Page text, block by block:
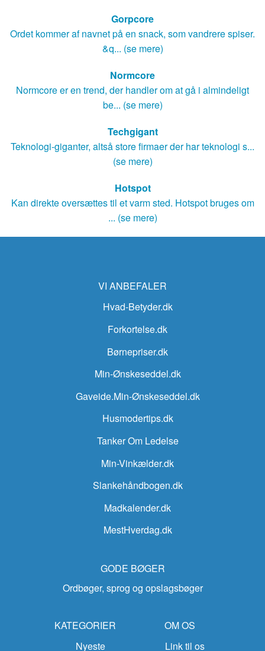
Gorpcore
Ordet kommer af navnet på en snack, som vandrere spiser.
&q... (se mere)
Normcore
Normcore er en trend, der handler om at gå i almindeligt
be... (se mere)
Techgigant
Teknologi-giganter, altså store firmaer der har teknologi s...
(se mere)
Hotspot
Kan direkte oversættes til et varm sted. Hotspot bruges om
... (se mere)
VI ANBEFALER
Hvad-Betyder.dk
Forkortelse.dk
Børnepriser.dk
Min-Ønskeseddel.dk
Gaveide.Min-Ønskeseddel.dk
Husmodertips.dk
Tanker Om Ledelse
Min-Vinkælder.dk
Slankehåndbogen.dk
Madkalender.dk
MestHverdag.dk
GODE BØGER
Ordbøger, sprog og opslagsbøger
KATEGORIER
Nyeste
OM OS
Link til os